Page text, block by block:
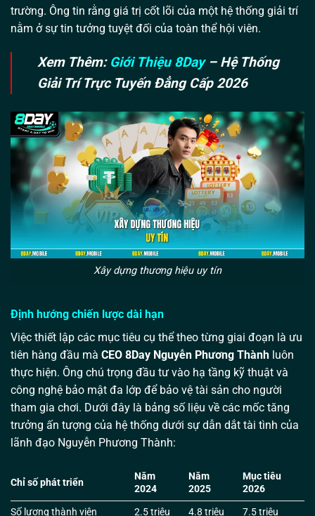
trường. Ông tin rằng giá trị cốt lõi của một hệ thống giải trí
nằm ở sự tin tưởng tuyệt đối của toàn thể hội viên.
Xem Thêm: Giới Thiệu 8Day– Hệ Thống
Giải Trí Trực Tuyến Đẳng Cấp 2026
Xây dựng thương hiệu uy tín
Định hướng chiến lược dài hạn
Việc thiết lập các mục tiêu cụ thể theo từng giai đoạn là ưu
tiên hàng đầu mà CEO 8Day Nguyễn Phương Thành luôn
thực hiện. Ông chú trọng đầu tư vào hạ tầng kỹ thuật và
công nghệ bảo mật đa lớp để bảo vệ tài sản cho người
tham gia chơi. Dưới đây là bảng số liệu về các mốc tăng
trưởng ấn tượng của hệ thống dưới sự dẫn dắt tài tình của
lãnh đạo Nguyễn Phương Thành:
Chỉ số phát triển
Năm
2024
Năm
2025
Mục tiêu
2026
Số lượng thành viên
2.5 triệu 4.8 triệu 7.5 triệu